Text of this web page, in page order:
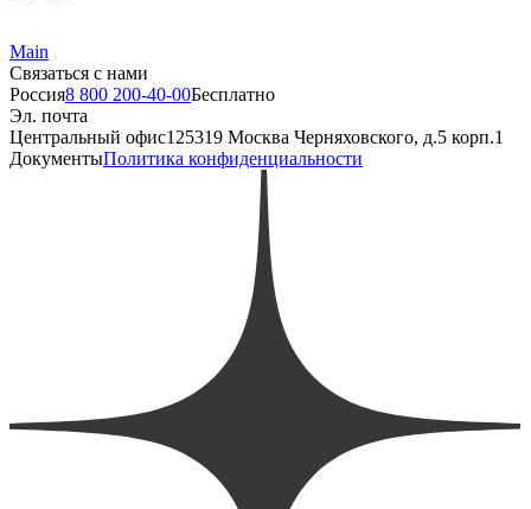
Main
Связаться с нами
Россия8 800 200-40-00Бесплатно
Эл. почта
Центральный офис125319 Москва Черняховского, д.5 корп.1
ДокументыПолитика конфиденциальности